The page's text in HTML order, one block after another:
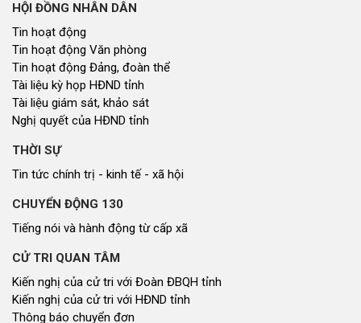
HỘI ĐỒNG NHÂN DÂN
Tin hoạt động
Tin hoạt động Văn phòng
Tin hoạt động Đảng, đoàn thể
Tài liệu kỳ họp HĐND tỉnh
Tài liệu giám sát, khảo sát
Nghị quyết của HĐND tỉnh
THỜI SỰ
Tin tức chính trị - kinh tế - xã hội
CHUYỂN ĐỘNG 130
Tiếng nói và hành động từ cấp xã
CỬ TRI QUAN TÂM
Kiến nghị của cử tri với Đoàn ĐBQH tỉnh
Kiến nghị của cử tri với HĐND tỉnh
Thông báo chuyển đơn